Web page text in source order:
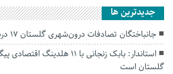
جديدترين ها
جانباختگان تصادفات درون‌شهری گلستان ۱۷ درصد کاهش یافت
استاندار: بابک زنجانی با ۱۱
گلستان است